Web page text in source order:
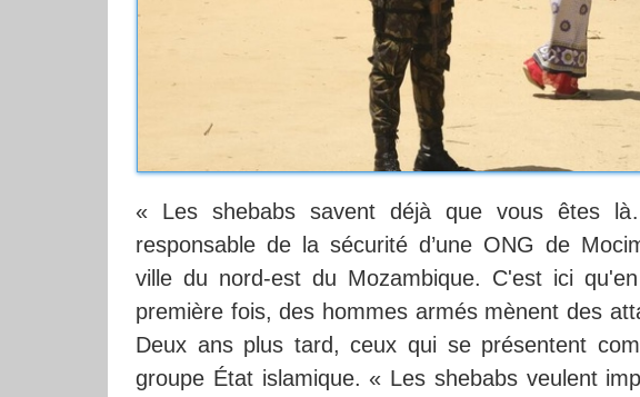
« Les shebabs savent déjà que vous êtes
responsable de la sécurité d’une ONG de
ville du nord-est du Mozambique. C'est ici
première fois, des hommes armés mènent des
Deux ans plus tard, ceux qui se présentent
groupe État islamique. « Les shebabs veulent